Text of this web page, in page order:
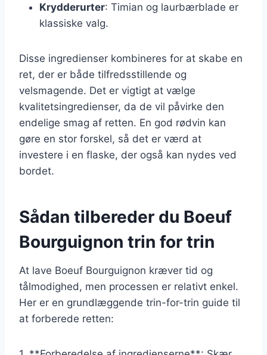
Krydderurter: Timian og laurbærblade er
klassiske valg.
Disse ingredienser kombineres for at skabe en
ret, der er både tilfredsstillende og
velsmagende. Det er vigtigt at vælge
kvalitetsingredienser, da de vil påvirke den
endelige smag af retten. En god rødvin kan
gøre en stor forskel, så det er værd at
investere i en flaske, der også kan nydes ved
bordet.
Sådan tilbereder du Boeuf
Bourguignon trin for trin
At lave Boeuf Bourguignon kræver tid og
tålmodighed, men processen er relativt enkel.
Her er en grundlæggende trin-for-trin guide til
at forberede retten: